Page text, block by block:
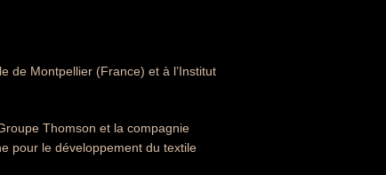
de Montpellier (France) et à l’Institut
Thomson et la compagnie
pour le développement du textile